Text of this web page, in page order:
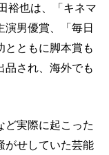
裕也は、「キネマ
演男優賞、「毎日
とともに脚本賞も
品され、海外でも
ど実際に起こった
がせしていた芸能